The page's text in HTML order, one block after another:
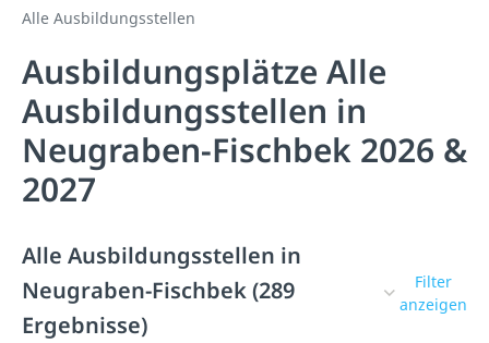
Alle Ausbildungsstellen
Ausbildungsplätze Alle
Ausbildungsstellen in
Neugraben-Fischbek 2026 &
2027
Alle Ausbildungsstellen in
Neugraben-Fischbek (289
Ergebnisse)
Filter
anzeigen